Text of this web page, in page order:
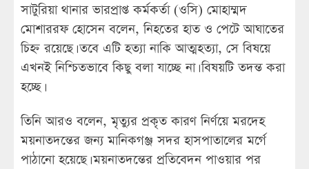
সাটুরিয়া থানার ভারপ্রাপ্ত কর্মকর্তা (ওসি) মোহাম্মদ
মোশাররফ হোসেন বলেন, নিহতের হাত ও পেটে আঘাতের
চিহ্ন রয়েছে। তবে এটি হত্যা নাকি আত্মহত্যা, সে বিষয়ে
এখনই নিশ্চিতভাবে কিছু বলা যাচ্ছে না। বিষয়টি তদন্ত করা
হচ্ছে।
তিনি আরও বলেন, মৃত্যুর প্রকৃত কারণ নির্ণয়ে মরদেহ
ময়নাতদন্তের জন্য মানিকগঞ্জ সদর হাসপাতালের মর্গে
পাঠানো হয়েছে। ময়নাতদন্তের প্রতিবেদন পাওয়ার পর